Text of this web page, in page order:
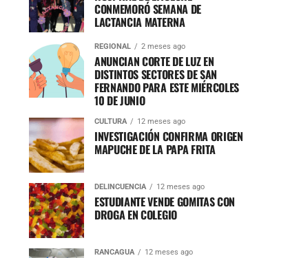
CONMEMORÓ SEMANA DE
LACTANCIA MATERNA
REGIONAL 2 meses ago
ANUNCIAN CORTE DE LUZ EN
DISTINTOS SECTORES DE SAN
FERNANDO PARA ESTE MIÉRCOLES
10 DE JUNIO
CULTURA 12 meses ago
INVESTIGACIÓN CONFIRMA ORIGEN
MAPUCHE DE LA PAPA FRITA
DELINCUENCIA 12 meses ago
ESTUDIANTE VENDE GOMITAS CON
DROGA EN COLEGIO
RANCAGUA 12 meses ago